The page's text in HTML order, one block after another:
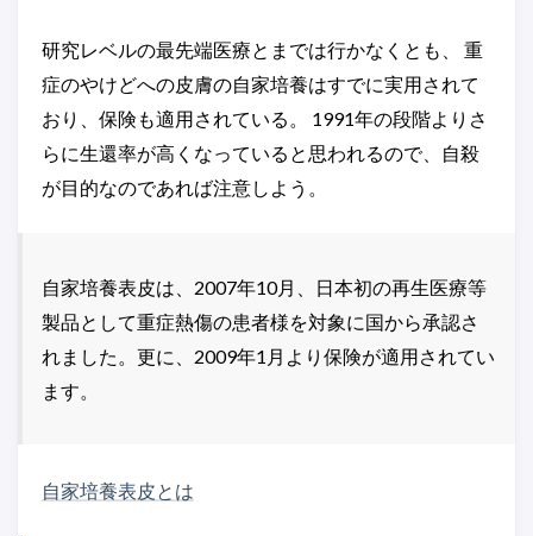
研究レベルの最先端医療とまでは行かなくとも、 重
症のやけどへの皮膚の自家培養はすでに実用されて
おり、保険も適用されている。 1991年の段階よりさ
らに生還率が高くなっていると思われるので、自殺
が目的なのであれば注意しよう。
自家培養表皮は、2007年10月、日本初の再生医療等
製品として重症熱傷の患者様を対象に国から承認さ
れました。更に、2009年1月より保険が適用されてい
ます。
自家培養表皮とは